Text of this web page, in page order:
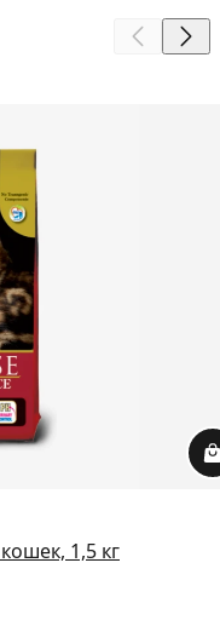
1,5 кг